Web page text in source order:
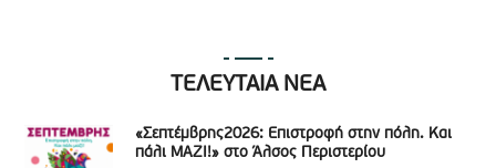
ΤΕΛΕΥΤΑΙΑ ΝΕΑ
«Σεπτέμβρης2026: Επιστροφή στην πόλη. Και
πάλι ΜΑΖΙ!» στο Άλσος Περιστερίου